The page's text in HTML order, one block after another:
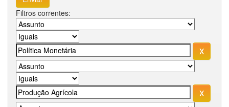
Filtros correntes: